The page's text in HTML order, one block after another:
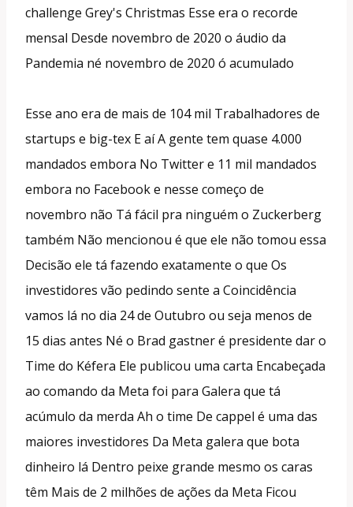
challenge Grey's Christmas Esse era o recorde
mensal Desde novembro de 2020 o áudio da
Pandemia né novembro de 2020 ó acumulado
Esse ano era de mais de 104 mil Trabalhadores de
startups e big-tex E aí A gente tem quase 4.000
mandados embora No Twitter e 11 mil mandados
embora no Facebook e nesse começo de
novembro não Tá fácil pra ninguém o Zuckerberg
também Não mencionou é que ele não tomou essa
Decisão ele tá fazendo exatamente o que Os
investidores vão pedindo sente a Coincidência
vamos lá no dia 24 de Outubro ou seja menos de
15 dias antes Né o Brad gastner é presidente dar o
Time do Kéfera Ele publicou uma carta Encabeçada
ao comando da Meta foi para Galera que tá
acúmulo da merda Ah o time De cappel é uma das
maiores investidores Da Meta galera que bota
dinheiro lá Dentro peixe grande mesmo os caras
têm Mais de 2 milhões de ações da Meta Ficou